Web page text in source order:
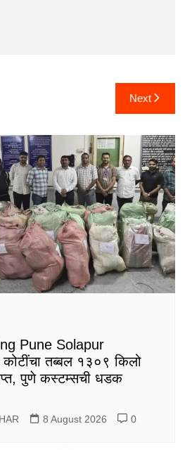
Next
Pune Solapur
तब्बल १३०९ किलो
पुणे कस्टम्सची धडक
8 August 2026 0